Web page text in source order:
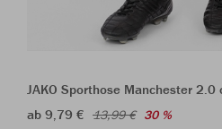
JAKO Sporthose Manchester 2.0
ab 9,79 € 13,99 € 30 %